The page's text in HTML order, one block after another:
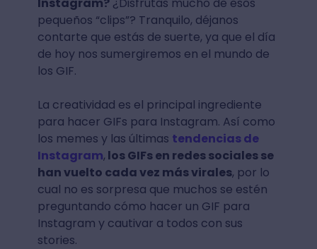
pequeños “clips”? Tranquilo, déjanos
contarte que estás de suerte, ya que el día
de hoy nos sumergiremos en el mundo de
los GIF.
La creatividad es el principal ingrediente
para hacer GIFs para Instagram. Así como
los memes y las últimas tendencias de
Instagram, los GIFs en redes sociales se
han vuelto cada vez más virales, por lo
cual no es sorpresa que muchos se estén
preguntando cómo hacer un GIF para
Instagram y cautivar a todos con sus
stories.